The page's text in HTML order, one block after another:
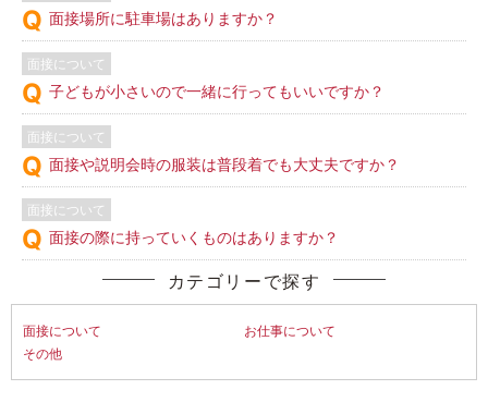
面接場所に駐車場はありますか？
面接について
子どもが小さいので一緒に行ってもいいですか？
面接について
面接や説明会時の服装は普段着でも大丈夫ですか？
面接について
面接の際に持っていくものはありますか？
カテゴリーで探す
面接について
お仕事について
その他